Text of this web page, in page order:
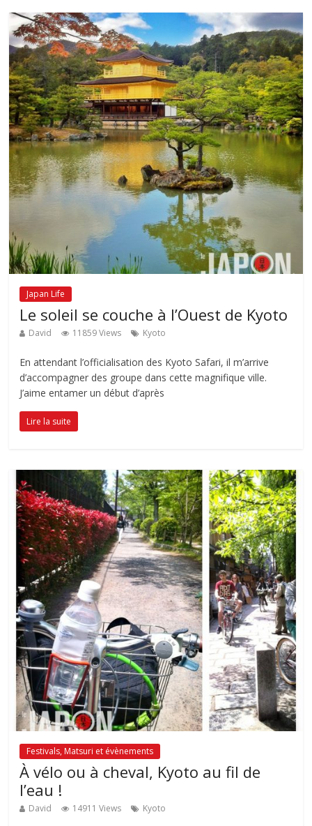
Japan Life
Le soleil se couche à l’Ouest de Kyoto
David 11859 Views Kyoto
En attendant l’officialisation des Kyoto Safari, il m’arrive
d’accompagner des groupe dans cette magnifique ville.
J’aime entamer un début d’après
Lire la suite
Festivals, Matsuri et évènements
À vélo ou à cheval, Kyoto au fil de
l’eau !
David 14911 Views Kyoto